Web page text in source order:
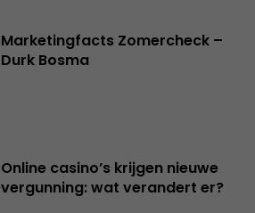
Marketingfacts Zomercheck –
Durk Bosma
Online casino’s krijgen nieuwe
vergunning: wat verandert er?